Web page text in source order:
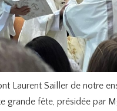
Laurent Sailler de notre
grande fête, présidée par